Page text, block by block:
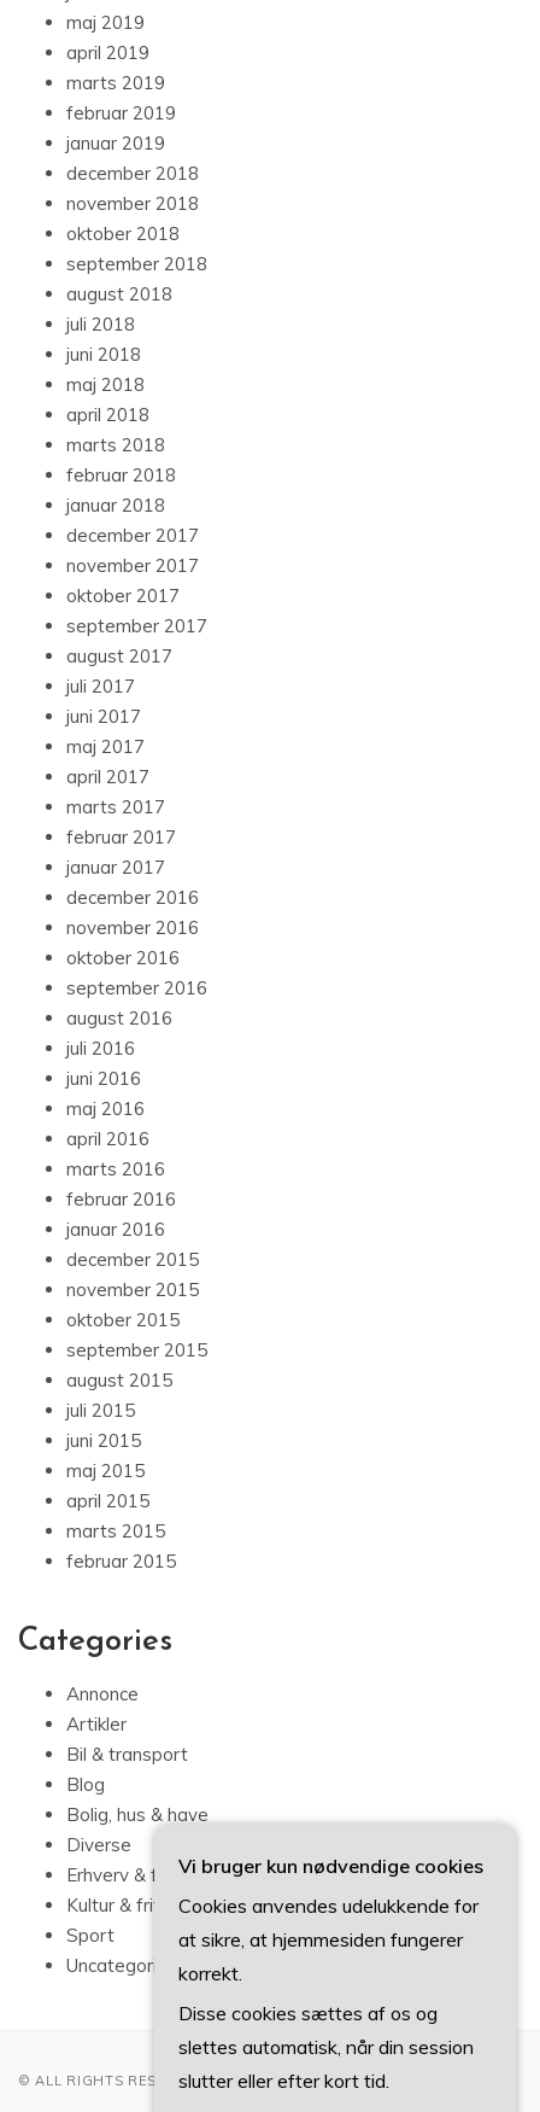
maj 2019
april 2019
marts 2019
februar 2019
januar 2019
december 2018
november 2018
oktober 2018
september 2018
august 2018
juli 2018
juni 2018
maj 2018
april 2018
marts 2018
februar 2018
januar 2018
december 2017
november 2017
oktober 2017
september 2017
august 2017
juli 2017
juni 2017
maj 2017
april 2017
marts 2017
februar 2017
januar 2017
december 2016
november 2016
oktober 2016
september 2016
august 2016
juli 2016
juni 2016
maj 2016
april 2016
marts 2016
februar 2016
januar 2016
december 2015
november 2015
oktober 2015
september 2015
august 2015
juli 2015
juni 2015
maj 2015
april 2015
marts 2015
februar 2015
Categories
Annonce
Artikler
Bil & transport
Blog
Bolig, hus & have
Diverse
Erhverv & forbrug
Kultur & fritid
Sport
Uncategorized
© ALL RIGHTS RESERVED 2022
Vi bruger kun nødvendige cookies
Cookies anvendes udelukkende for
at sikre, at hjemmesiden fungerer
korrekt.
Disse cookies sættes af os og
slettes automatisk, når din session
slutter eller efter kort tid.